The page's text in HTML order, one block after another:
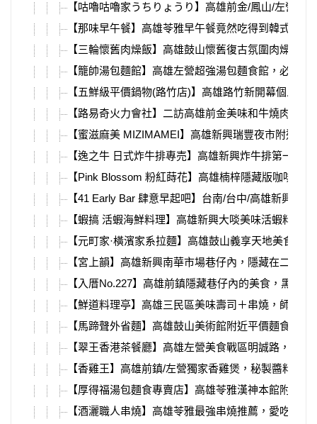
【咕嚕咕嚕家うちりょうり】高雄前金/鳳山/左營
【那味早午餐】高雄苓雅早午餐竟然吃得到韓式餐
【三輪懷舊肉燥飯】高雄鼓山懷舊復古氛圍肉燥飯
【籠帥湯包麵館】高雄左營超強湯包麵食館，必吃
【五鮮級平價鍋物(路竹店)】高雄路竹新開幕個人
【路易奇火力會社】二訪高雄前金美味和牛燒肉，
【蜜滋麻美 MIZIMAMEI】高雄新興瑞豐夜市附近
【逸之牛 日式炸牛排專売】高雄新興炸牛排第一品
【Pink Blossom 粉紅蒔花】高雄楠梓隱藏版咖啡餐
【41 Early Bar 肆意早起吧】台南/台中/高雄新興美
【蝦搞 活蝦海鮮料理】高雄新興大啖美味活蝦料理
【元町家·橫濱家系拉麵】高雄鼓山義享天地美食推
【宮上韻】高雄新興南華市場巷仔內，隱藏在二樓
【入厝No.227】高雄前鎮隱藏巷仔內的美食，黑咖
【鮮道料理亭】高雄三民區美味壽司＋串燒，師傅
【馬蹄聲外省麵】高雄鼓山美術館附近平價麵食館
【翠王香港茶餐廳】高雄左營美食戰區明誠路，道
【香雞王】高雄前鎮/左營獨家香雞煲，秘製醬料＋
【厚得福湯包麵食專賣店】高雄苓雅漢神本館附近
【酒灑職人串燒】高雄苓雅最強串燒推薦，愛吃串